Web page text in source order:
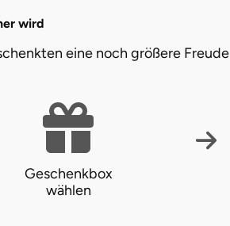
wird
eine noch größere Freude
Geschenkbox
wählen